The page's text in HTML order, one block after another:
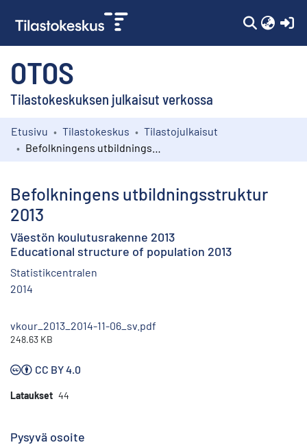
OTOS
Tilastokeskuksen julkaisut verkossa
Kokoelmat
Etusivu Tilastokeskus
Tilastojulkaisut
Befolkningens utbildningsstruktur
2013
Väestön koulutusrakenne 2013
Educational structure of population 2013
Statistikcentralen
2014
vkour_2013_2014-11-06_sv.pdf
248.63 KB
CC BY 4.0
Lataukset 44
Pysyvä osoite